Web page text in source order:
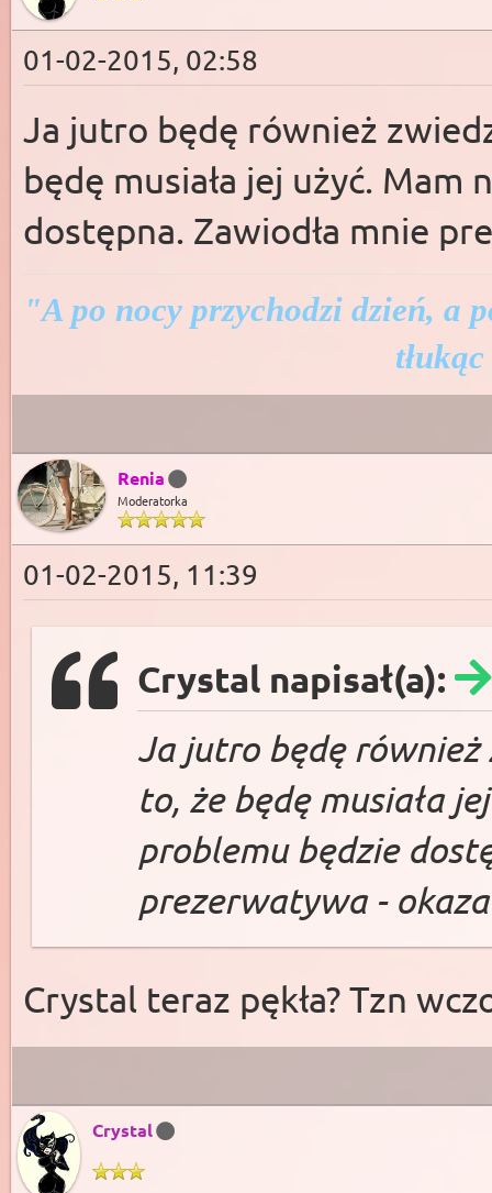
01-02-2015, 02:58
Ja jutro będę również
będę musiała jej użyć.
dostępna. Zawiodła mnie
"A po nocy przychodzi dzień, a
Renia
Moderatorka
01-02-2015, 11:39
Crystal napisał(a):
Ja jutro będę
to, że będę musiała
problemu będzie
prezerwatywa -
Crystal teraz pękła? Tzn
Crystal